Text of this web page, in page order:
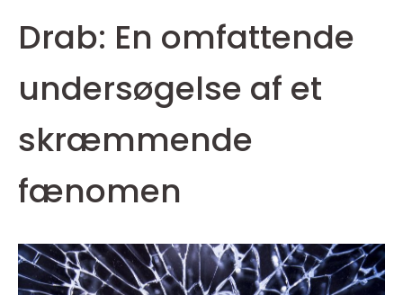
Drab: En omfattende
undersøgelse af et
skræmmende
fænomen